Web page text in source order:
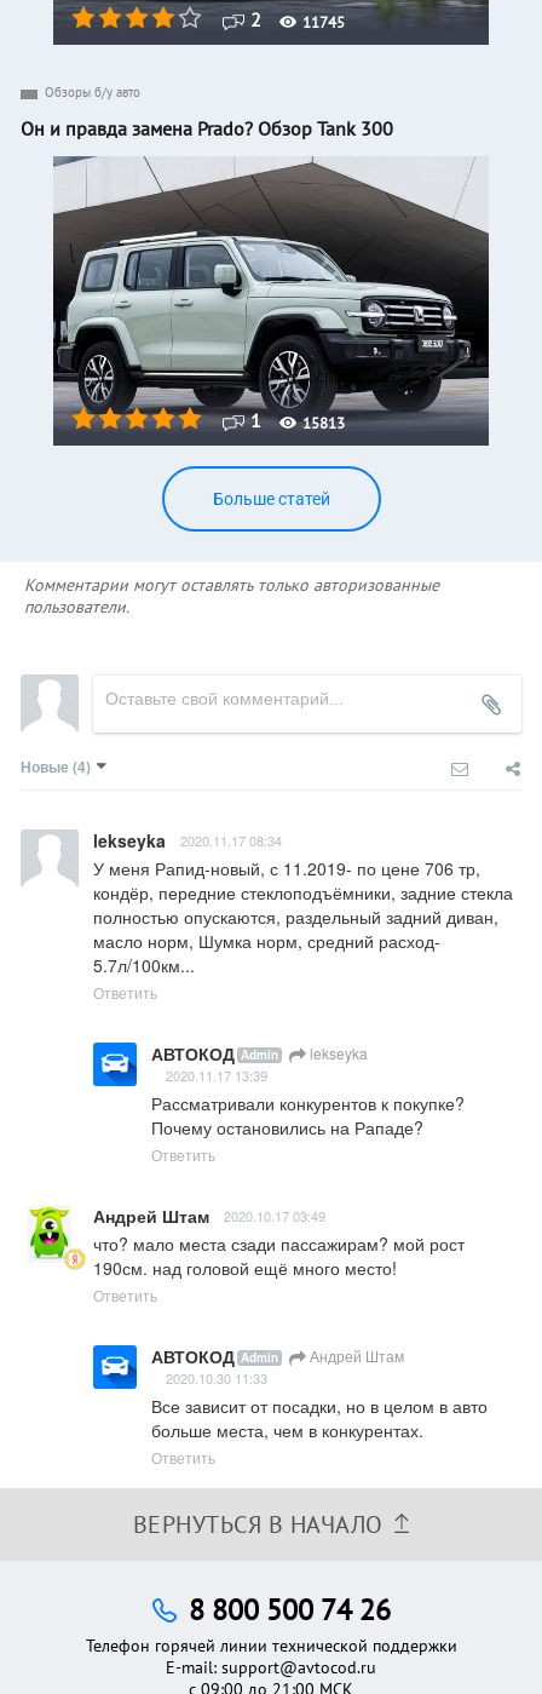
2 11745
1 15813
Обзоры б/у авто
Он и правда замена Prado? Обзор Tank 300
Больше статей
Комментарии могут оставлять только авторизованные
пользователи.
Новые (4)
lekseyka 2020.11.17 08:34
У меня Рапид-новый, с 11.2019- по цене 706 тр,
кондёр, передние стеклоподъёмники, задние стекла
полностью опускаются, раздельный задний диван,
масло норм, Шумка норм, средний расход-
5.7л/100км...
Ответить
АВТОКОД Admin lekseyka
2020.11.17 13:39
Рассматривали конкурентов к покупке?
Почему остановились на Рападе?
Ответить
Андрей Штам 2020.10.17 03:49
что? мало места сзади пассажирам? мой рост
190см. над головой ещё много место!
Ответить
АВТОКОД Admin Андрей Штам
2020.10.30 11:33
Все зависит от посадки, но в целом в авто
больше места, чем в конкурентах.
Ответить
ВЕРНУТЬСЯ В НАЧАЛО
8 800 500 74 26
Телефон горячей линии технической поддержки
E-mail: support@avtocod.ru
с 09:00 до 21:00 МСК